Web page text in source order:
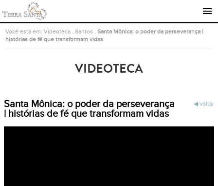
Ir para a página inicial
Você está em:Videoteca .Santos .Santa Mônica: o poder da perseverança |
histórias de fé que transformam vidas
VIDEOTECA
Santa Mônica: o poder da perseverança
| histórias de fé que transformam vidas
voltar